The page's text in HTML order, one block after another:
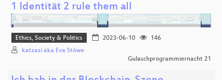
1 Identität 2 rule them all
Ethics, Society & Politics 2023-06-10
146
katzazi aka Eva Stöwe
Gulaschprogrammiernacht 21